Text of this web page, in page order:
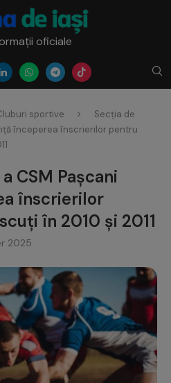
oficiale
sportive
Secția de
începerea înscrierilor pentru
CSM Pașcani
înscrierilor
în 2010 și 2011
2025